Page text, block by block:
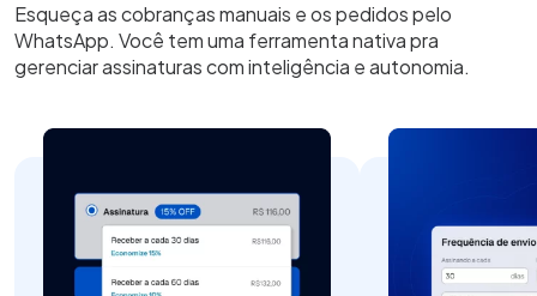
Esqueça as cobranças manuais e os pedidos pelo
WhatsApp. Você tem uma ferramenta nativa pra
gerenciar assinaturas com inteligência e autonomia.